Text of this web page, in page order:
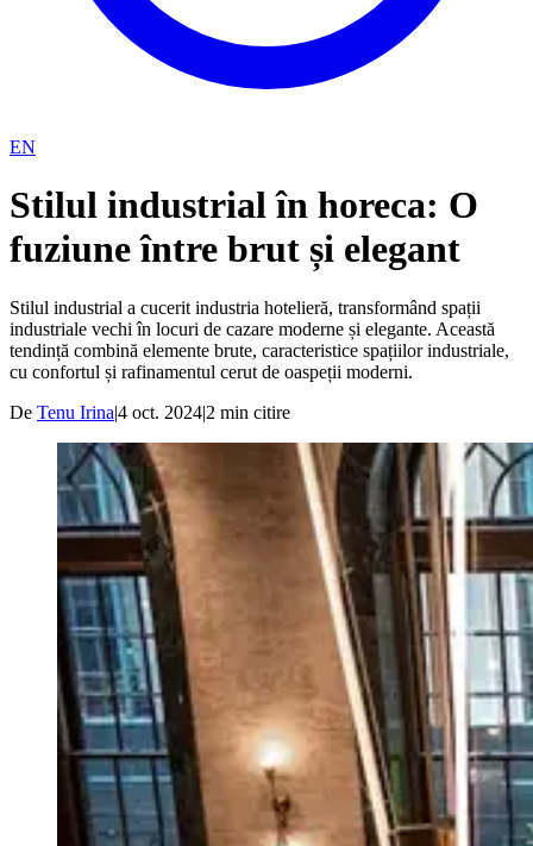
EN
Stilul industrial în horeca: O
fuziune între brut și elegant
Stilul industrial a cucerit industria hotelieră, transformând spații
industriale vechi în locuri de cazare moderne și elegante. Această
tendință combină elemente brute, caracteristice spațiilor industriale,
cu confortul și rafinamentul cerut de oaspeții moderni.
De Tenu Irina|4 oct. 2024|2 min citire